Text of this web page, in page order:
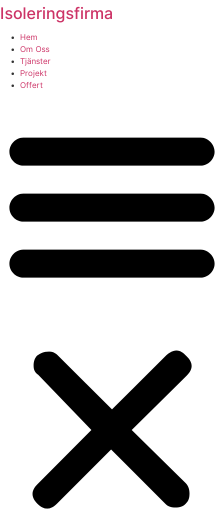
Skip
to
content
Isoleringsfirma
Hem
Om Oss
Tjänster
Projekt
Offert